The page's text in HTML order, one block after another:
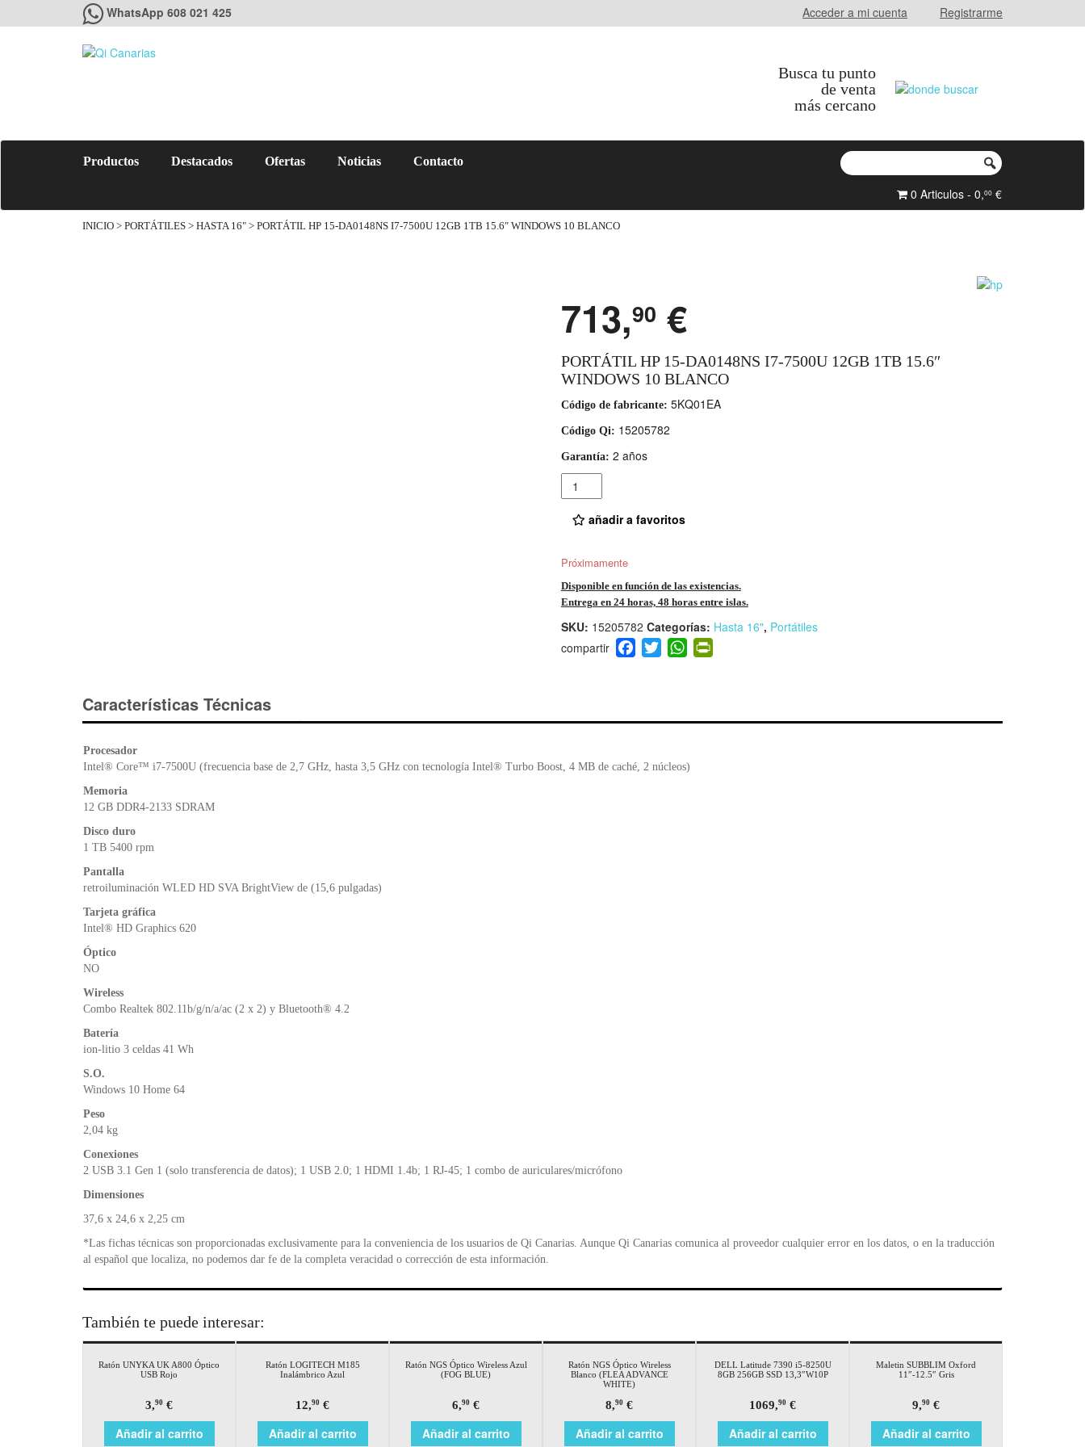
WhatsApp 608 021 425 Acceder a mi cuenta Registrarme
Busca tu punto
de venta
más cercano
Productos Destacados Ofertas Noticias Contacto
0 Articulos - 0,00 €
INICIO > PORTÁTILES > HASTA 16" > PORTÁTIL HP 15-DA0148NS I7-7500U 12GB 1TB 15.6″ WINDOWS 10 BLANCO
713,90 €
PORTÁTIL HP 15-DA0148NS I7-7500U 12GB 1TB 15.6″
WINDOWS 10 BLANCO
Código de fabricante: 5KQ01EA
Código Qi: 15205782
Garantía: 2 años
Cantidad
añadir a favoritos
Próximamente
Disponible en función de las existencias.
Entrega en 24 horas, 48 horas entre islas.
SKU: 15205782 Categorías: Hasta 16", Portátiles
F
a
b
o
k
T
wi
W
h
A
p
Pr
in
e
Características Técnicas
Procesador
Intel® Core™ i7-7500U (frecuencia base de 2,7 GHz, hasta 3,5 GHz con tecnología Intel® Turbo Boost, 4 MB de caché, 2 núcleos)
Memoria
12 GB DDR4-2133 SDRAM
Disco duro
1 TB 5400 rpm
Pantalla
retroiluminación WLED HD SVA BrightView de (15,6 pulgadas)
Tarjeta gráfica
Intel® HD Graphics 620
Óptico
NO
Wireless
Combo Realtek 802.11b/g/n/a/ac (2 x 2) y Bluetooth® 4.2
Batería
ion-litio 3 celdas 41 Wh
S.O.
Windows 10 Home 64
Peso
2,04 kg
Conexiones
2 USB 3.1 Gen 1 (solo transferencia de datos); 1 USB 2.0; 1 HDMI 1.4b; 1 RJ-45; 1 combo de auriculares/micrófono
Dimensiones
37,6 x 24,6 x 2,25 cm
*Las fichas técnicas son proporcionadas exclusivamente para la conveniencia de los usuarios de Qi Canarias. Aunque Qi Canarias comunica al proveedor cualquier error en los datos, o en la traducción
al español que localiza, no podemos dar fe de la completa veracidad o corrección de esta información.
También te puede interesar:
Ratón UNYKA UK A800 Óptico
USB Rojo
3,90 €
Añadir al carrito
Ratón LOGITECH M185
Inalámbrico Azul
12,90 €
Añadir al carrito
Ratón NGS Óptico Wireless Azul
(FOG BLUE)
6,90 €
Añadir al carrito
Ratón NGS Óptico Wireless
Blanco (FLEA ADVANCE
WHITE)
8,90 €
Añadir al carrito
DELL Latitude 7390 i5-8250U
8GB 256GB SSD 13,3″W10P
1069,90 €
Añadir al carrito
Maletin SUBBLIM Oxford
11″-12.5″ Gris
9,90 €
Añadir al carrito